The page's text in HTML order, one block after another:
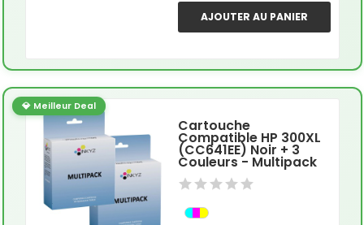
AJOUTER AU PANIER
💎 Meilleur Deal
Cartouche
Compatible HP 300XL
(CC641EE) Noir + 3
Couleurs - Multipack